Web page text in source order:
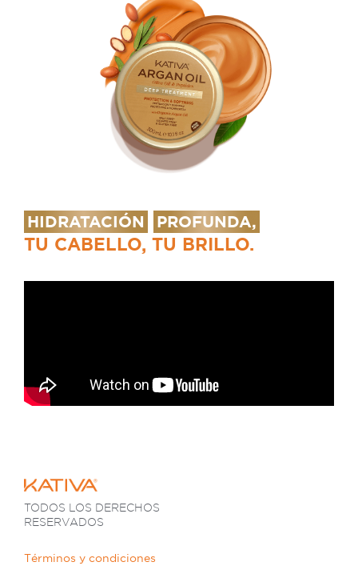
HIDRATACIÓN PROFUNDA,
TU CABELLO, TU BRILLO.
TODOS LOS DERECHOS
RESERVADOS
Términos y condiciones